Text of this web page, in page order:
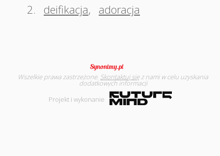
2. deifikacja, adoracja
Wszelkie prawa zastrzeżone. Skontaktuj sięz nami w celu uzyskania
dodatkowych informacji
Projekt i wykonanie